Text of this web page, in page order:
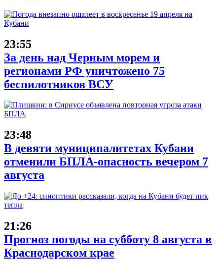
23:55
За день над Черным морем и
регионами РФ уничтожено 75
беспилотников ВСУ
23:48
В девяти муниципалитетах Кубани
отменили БПЛА-опасность вечером 7
августа
21:26
Прогноз погоды на субботу 8 августа в
Краснодарском крае